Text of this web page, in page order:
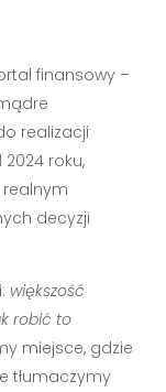
finansowy –
realizacji
roku,
decyzji
większość
robić to
miejsce, gdzie
tłumaczymy